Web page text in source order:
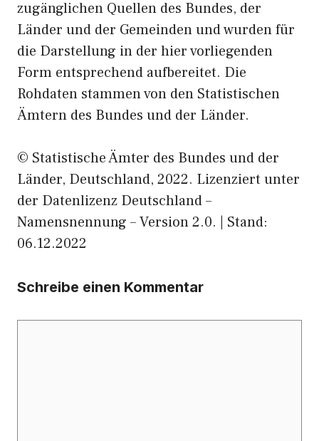
zugänglichen Quellen des Bundes, der
Länder und der Gemeinden und wurden für
die Darstellung in der hier vorliegenden
Form entsprechend aufbereitet. Die
Rohdaten stammen von den Statistischen
Ämtern des Bundes und der Länder.
© Statistische Ämter des Bundes und der
Länder, Deutschland, 2022. Lizenziert unter
der Datenlizenz Deutschland –
Namensnennung – Version 2.0. | Stand:
06.12.2022
Schreibe einen Kommentar